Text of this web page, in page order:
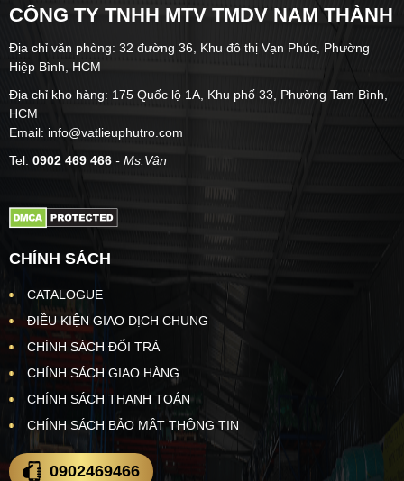
CÔNG TY TNHH MTV TMDV NAM THÀNH
Địa chỉ văn phòng: 32 đường 36, Khu đô thị Vạn Phúc, Phường
Hiệp Bình, HCM
Địa chỉ kho hàng: 175 Quốc lộ 1A, Khu phố 33, Phường Tam Bình,
HCM
Email: info@vatlieuphutro.com
Tel: 0902 469 466 - Ms.Vân
CHÍNH SÁCH
CATALOGUE
ĐIỀU KIỆN GIAO DỊCH CHUNG
CHÍNH SÁCH ĐỔI TRẢ
CHÍNH SÁCH GIAO HÀNG
CHÍNH SÁCH THANH TOÁN
CHÍNH SÁCH BẢO MẬT THÔNG TIN
0902469466